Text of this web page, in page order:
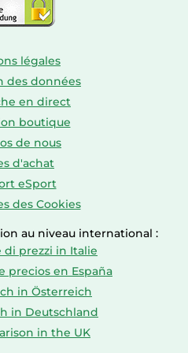
légales
des données
en direct
boutique
de nous
d'achat
eSport
des Cookies
au niveau international :
di prezzi in Italie
precios en España
in Österreich
in Deutschland
in the UK